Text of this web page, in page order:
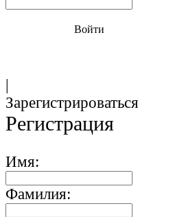
Войти
|
Зарегистрироваться
Регистрация
Имя:
Фамилия: